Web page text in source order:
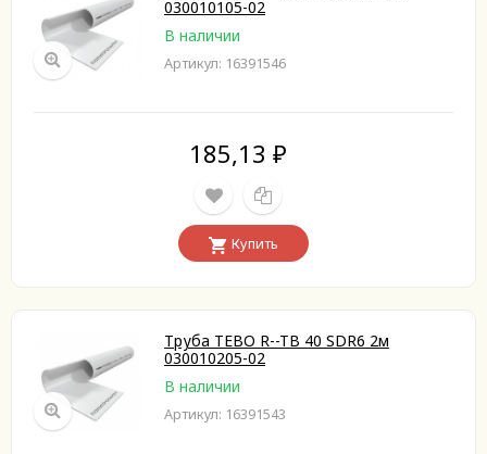
030010105-02
В наличии
Артикул: 16391546
185,13 ₽
Купить
Труба TEBO R--TB 40 SDR6 2м
030010205-02
В наличии
Артикул: 16391543